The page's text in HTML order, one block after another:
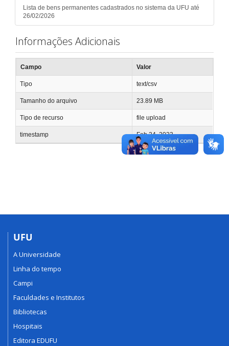
Lista de bens permanentes cadastrados no sistema da UFU até
26/02/2026
Informações Adicionais
Campo Valor
Tipo text/csv
Tamanho do arquivo 23.89 MB
Tipo de recurso file upload
timestamp Feb 24, 2023
UFU
A Universidade
Linha do tempo
Campi
Faculdades e Institutos
Bibliotecas
Hospitais
Editora EDUFU